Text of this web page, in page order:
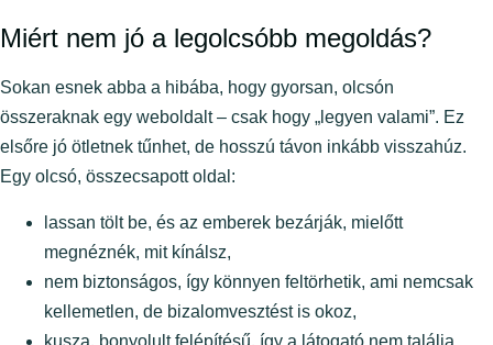
Miért nem jó a legolcsóbb megoldás?
Sokan esnek abba a hibába, hogy gyorsan, olcsón
összeraknak egy weboldalt – csak hogy „legyen valami”. Ez
elsőre jó ötletnek tűnhet, de hosszú távon inkább visszahúz.
Egy olcsó, összecsapott oldal:
lassan tölt be, és az emberek bezárják, mielőtt
megnéznék, mit kínálsz,
nem biztonságos, így könnyen feltörhetik, ami nemcsak
kellemetlen, de bizalomvesztést is okoz,
kusza, bonyolult felépítésű, így a látogató nem találja